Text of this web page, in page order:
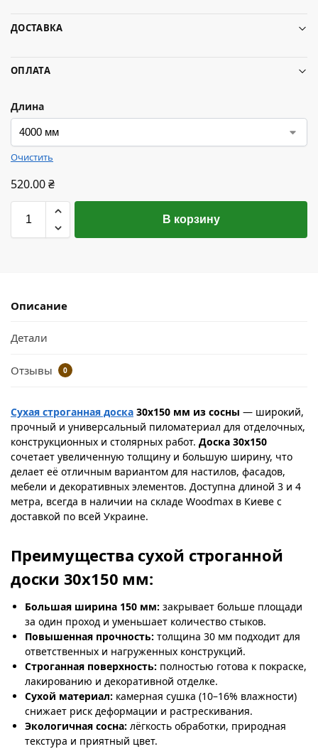
ДОСТАВКА
ОПЛАТА
Длина
Очистить
520.00₴
В корзину
Описание
Детали
Отзывы 0
Сухая строганная доска 30х150 мм из сосны — широкий,
прочный и универсальный пиломатериал для отделочных,
конструкционных и столярных работ. Доска 30х150
сочетает увеличенную толщину и большую ширину, что
делает её отличным вариантом для настилов, фасадов,
мебели и декоративных элементов. Доступна длиной 3 и 4
метра, всегда в наличии на складе Woodmax в Киеве с
доставкой по всей Украине.
Преимущества сухой строганной
доски 30х150 мм:
Большая ширина 150 мм: закрывает больше площади
за один проход и уменьшает количество стыков.
Повышенная прочность: толщина 30 мм подходит для
ответственных и нагруженных конструкций.
Строганная поверхность: полностью готова к покраске,
лакированию и декоративной отделке.
Сухой материал: камерная сушка (10–16% влажности)
снижает риск деформации и растрескивания.
Экологичная сосна: лёгкость обработки, природная
текстура и приятный цвет.